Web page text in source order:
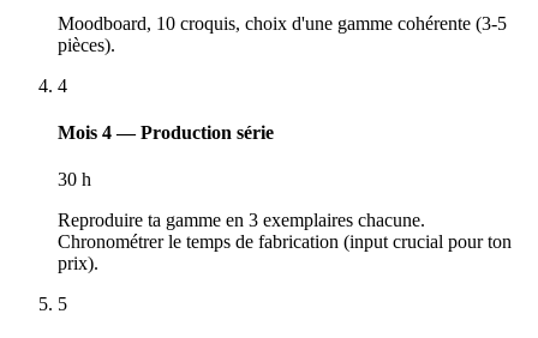
Moodboard, 10 croquis, choix d'une gamme cohérente (3-5
pièces).
4
Mois 4 — Production série
30 h
Reproduire ta gamme en 3 exemplaires chacune.
Chronométrer le temps de fabrication (input crucial pour ton
prix).
5